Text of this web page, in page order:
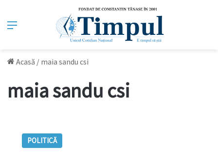
Meniu
Acasă / maia sandu csi
maia sandu csi
Moldova
POLITICĂ